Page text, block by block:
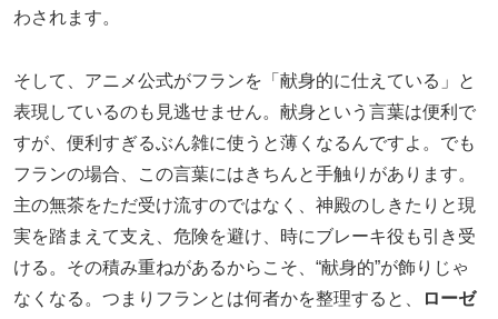
わされます。
そして、アニメ公式がフランを「献身的に仕えている」と
表現しているのも見逃せません。献身という言葉は便利で
すが、便利すぎるぶん雑に使うと薄くなるんですよ。でも
フランの場合、この言葉にはきちんと手触りがあります。
主の無茶をただ受け流すのではなく、神殿のしきたりと現
実を踏まえて支え、危険を避け、時にブレーキ役も引き受
ける。その積み重ねがあるからこそ、“献身的”が飾りじゃ
なくなる。つまりフランとは何者かを整理すると、
ローゼ